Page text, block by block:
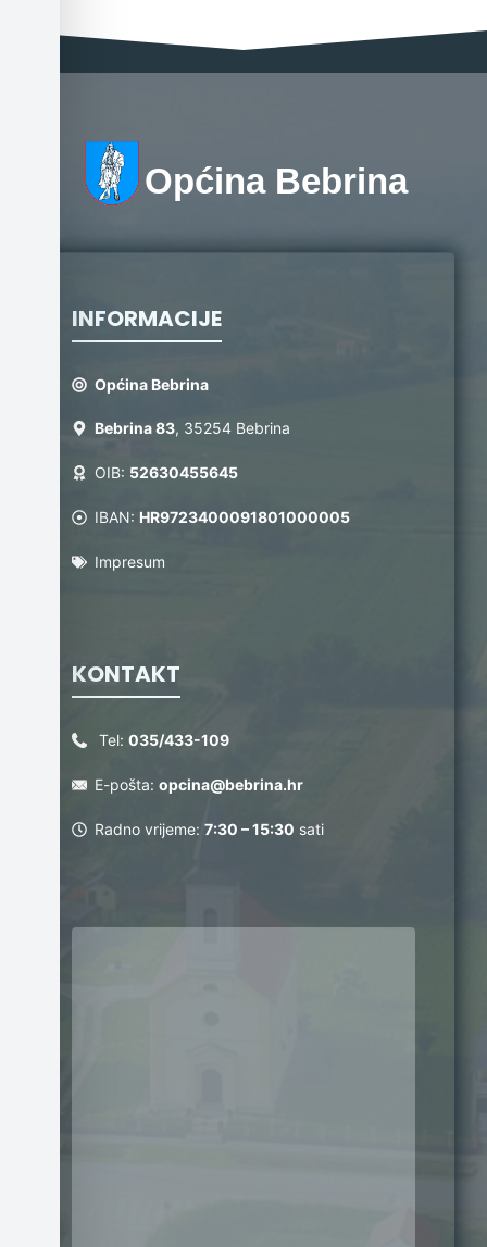
Općina Bebrina
INFORMACIJE
Općina Bebrina
Bebrina 83, 35254 Bebrina
OIB: 52630455645
IBAN: HR9723400091801000005
Impresum
KONTAKT
Tel: 035/433-109
E-pošta: opcina@bebrina.hr
Radno vrijeme: 7:30 – 15:30 sati